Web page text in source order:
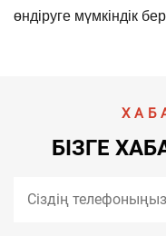
өндіруге мүмкіндік
БІЗГЕ